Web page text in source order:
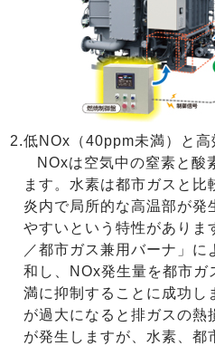
2.低NOx（40ppm未満）と高
NOxは空気中の窒素と酸
ます。水素は都市ガスと比
炎内で局所的な高温部が発
やすいという特性がありま
／都市ガス兼用バーナ」
和し、NOx発生量を都市ガ
満に抑制することに成功し
が過大になると排ガスの熱
が発生しますが、水素、都